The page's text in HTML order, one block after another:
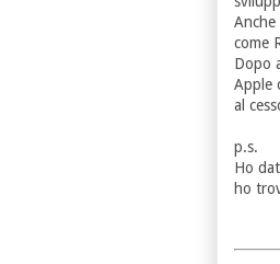
Anche
come
Dopo
Apple
al
p.s.
Ho
ho